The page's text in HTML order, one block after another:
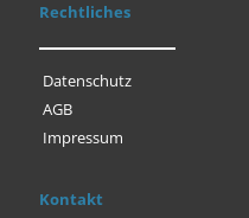
Rechtliches
Datenschutz
AGB
Impressum
Kontakt